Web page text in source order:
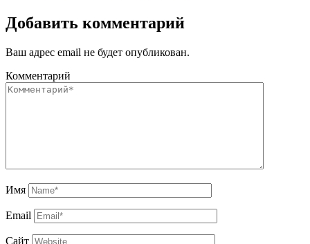
Добавить комментарий
Ваш адрес email не будет опубликован.
Комментарий
Имя
Email
Сайт